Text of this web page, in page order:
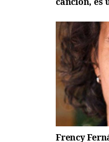
Frency